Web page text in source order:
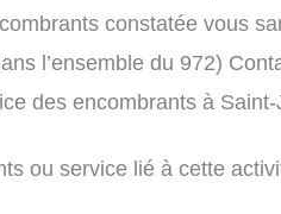
constatée vous
l’ensemble du 972)
des encombrants à
ou service lié à cette